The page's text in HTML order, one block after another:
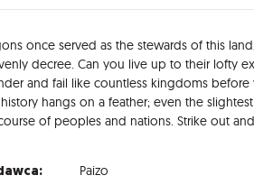
once served as the stewards of this
decree. Can you live up to their lofty
and fail like countless kingdoms before
hangs on a feather; even the
Paizo